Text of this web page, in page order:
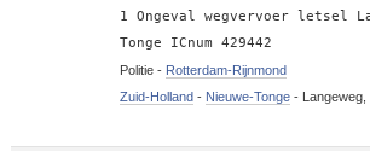
1 Ongeval wegvervoer letsel
Tonge ICnum 429442
Politie - Rotterdam-Rijnmond
Zuid-Holland- Nieuwe-Tonge-